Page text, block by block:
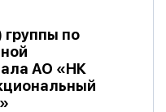
по
АО «НК